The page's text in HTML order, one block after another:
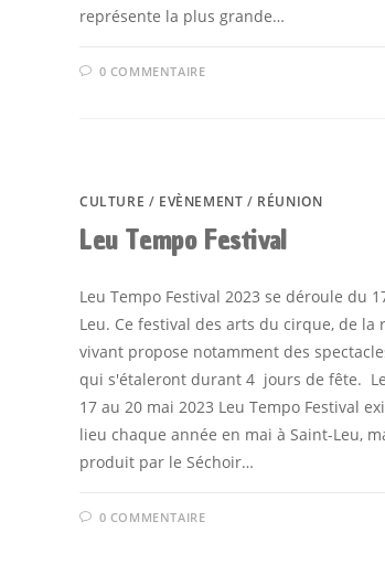
représente la plus grande…
0 COMMENTAIRE
CULTURE / EVÈNEMENT / RÉUNION
Leu Tempo Festival
Leu Tempo Festival 2023 se déroule du
Leu. Ce festival des arts du cirque, de la
vivant propose notamment des
qui s'étaleront durant 4 jours de fête.
17 au 20 mai 2023 Leu Tempo Festival
lieu chaque année en mai à Saint-Leu,
produit par le Séchoir…
0 COMMENTAIRE